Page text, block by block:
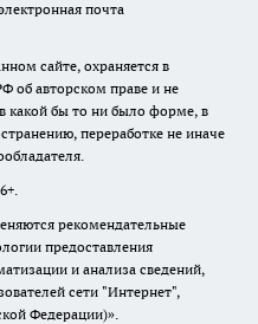
почта
сайте, охраняется в
об авторском праве и не
какой бы то ни было форме, в
переработке не иначе
рекомендательные
предоставления
и анализа сведений,
сети "Интернет",
Федерации)».